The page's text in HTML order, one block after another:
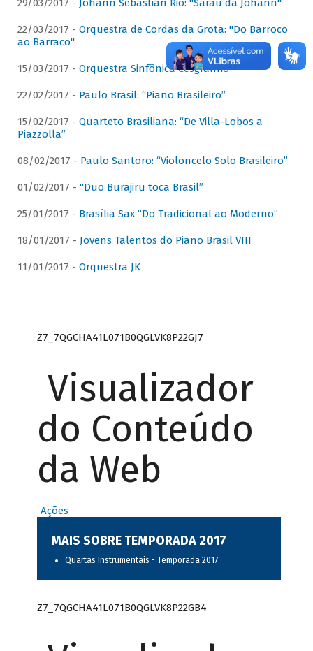
29/03/2017 - Johann Sebastian Rio: "Sarau da Johann"
22/03/2017 - Orquestra de Cordas da Grota: "Do Barroco
ao Barraco"
15/03/2017 - Orquestra Sinfônica Cesgranrio
22/02/2017 - Paulo Brasil: “Piano Brasileiro”
15/02/2017 - Quarteto Brasiliana: “De Villa-Lobos a
Piazzolla”
08/02/2017 - Paulo Santoro: “Violoncelo Solo Brasileiro”
01/02/2017 - "Duo Burajiru toca Brasil”
25/01/2017 - Brasília Sax “Do Tradicional ao Moderno”
18/01/2017 - Jovens Talentos do Piano Brasil VIII
11/01/2017 - Orquestra JK
Z7_7QGCHA41L071B0QGLVK8P22GJ7
Visualizador
do Conteúdo
da Web
Ações
MAIS SOBRE TEMPORADA 2017
Quartas Instrumentais - Temporada 2017
Z7_7QGCHA41L071B0QGLVK8P22GB4